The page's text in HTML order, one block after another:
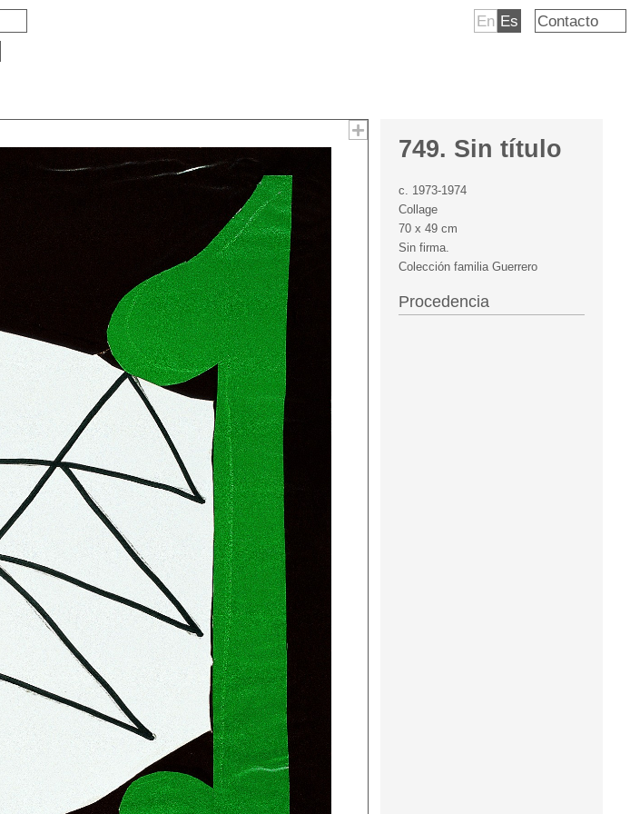
En Es Contacto
749. Sin título
c. 1973-1974
Collage
70 x 49 cm
Sin firma.
Colección familia Guerrero
Procedencia